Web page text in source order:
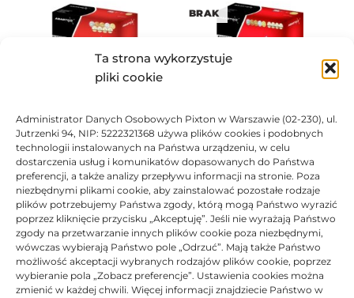
Ta strona wykorzystuje
pliki cookie
Administrator Danych Osobowych Pixton w Warszawie (02-230), ul.
Jutrzenki 94, NIP: 5222321368 używa plików cookies i podobnych
technologii instalowanych na Państwa urządzeniu, w celu
dostarczenia usług i komunikatów dopasowanych do Państwa
preferencji, a także analizy przepływu informacji na stronie. Poza
niezbędnymi plikami cookie, aby zainstalować pozostałe rodzaje
plików potrzebujemy Państwa zgody, którą mogą Państwo wyrazić
poprzez kliknięcie przycisku „Akceptuję”. Jeśli nie wyrażają Państwo
zgody na przetwarzanie innych plików cookie poza niezbędnymi,
wówczas wybierają Państwo pole „Odrzuć”. Mają także Państwo
możliwość akceptacji wybranych rodzajów plików cookie, poprzez
wybieranie pola „Zobacz preferencje”. Ustawienia cookies można
zmienić w każdej chwili. Więcej informacji znajdziecie Państwo w
Toner Asarto zamiennik OKI
44469724
Oceniono0na 5
105,39 zł
BRAK
Toner Asarto zamiennik OKI
44469723
191,20zł
BRAK